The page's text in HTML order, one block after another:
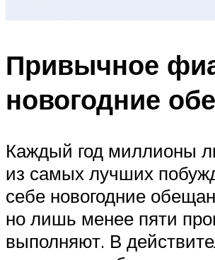
Привычное
новогодние
Каждый год миллионы
из самых лучших
себе новогодние
но лишь менее пяти
выполняют. В